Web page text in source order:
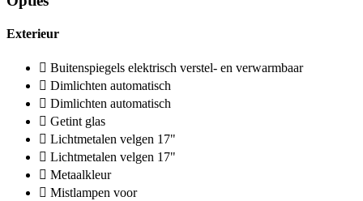
Exterieur
Buitenspiegels elektrisch verstel- en verwarmbaar
Dimlichten automatisch
Dimlichten automatisch
Getint glas
Lichtmetalen velgen 17"
Lichtmetalen velgen 17"
Metaalkleur
Mistlampen voor